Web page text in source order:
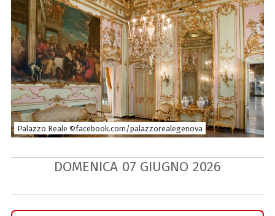
Palazzo Reale ©facebook.com/palazzorealegenova
DOMENICA 07 GIUGNO 2026